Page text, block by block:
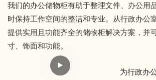
我们的办公储物柜有助于整理文件、办公用
时保持工作空间的整洁和专业。从行政办公
提供实用且功能齐全的储物柜解决方案，并
寸、饰面和功能。
为行政办